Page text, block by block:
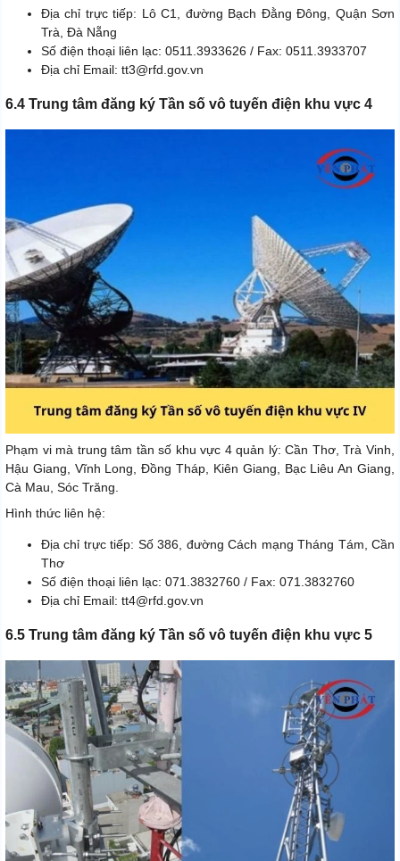
Địa chỉ trực tiếp: Lô C1, đường Bạch Đằng Đông, Quận Sơn
Trà, Đà Nẵng
Số điện thoại liên lạc: 0511.3933626 / Fax: 0511.3933707
Địa chỉ Email: tt3@rfd.gov.vn
6.4 Trung tâm đăng ký Tần số vô tuyến điện khu vực 4
Phạm vi mà trung tâm tần số khu vực 4 quản lý: Cần Thơ, Trà Vinh,
Hậu Giang, Vĩnh Long, Đồng Tháp, Kiên Giang, Bạc Liêu An Giang,
Cà Mau, Sóc Trăng.
Hình thức liên hệ:
Địa chỉ trực tiếp: Số 386, đường Cách mạng Tháng Tám, Cần
Thơ
Số điện thoại liên lạc: 071.3832760 / Fax: 071.3832760
Địa chỉ Email: tt4@rfd.gov.vn
6.5 Trung tâm đăng ký Tần số vô tuyến điện khu vực 5